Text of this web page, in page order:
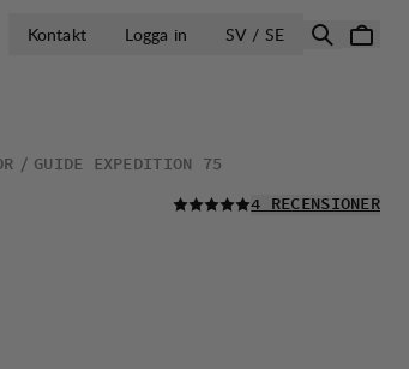
Kontakt Logga in SV / SEÖPPNA VÄLJ
GUIDE EXPEDITION 75
LÄS ALLA
4 RECENSIONER